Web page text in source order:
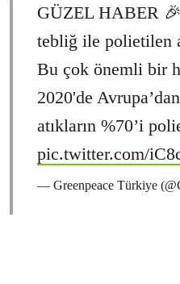
GÜZEL HABER
tebliğ ile polietilen
Bu çok önemli bir
2020'de
atıkların %70’i
pic.twitter.com/
— Greenpeace Türkiye